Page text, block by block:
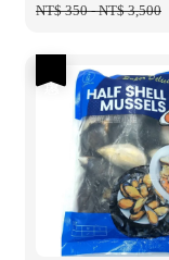
price
NT$ 350-NT$ 3,500